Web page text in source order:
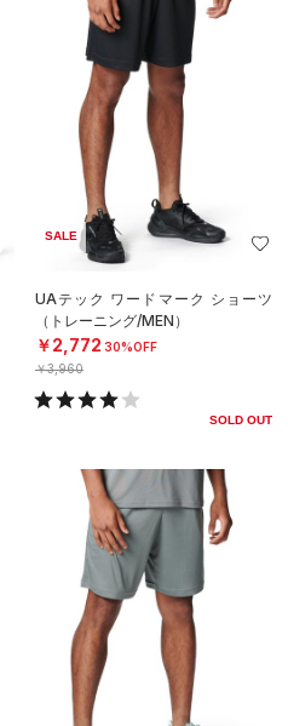
SALE
UAテック ワードマーク ショーツ
（トレーニング/MEN）
￥2,772 30%OFF
￥3,960
SOLD OUT